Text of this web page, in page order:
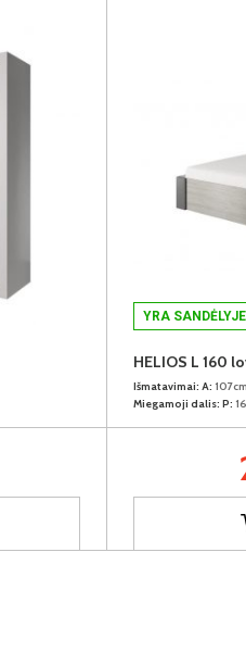
YRA SANDĖLYJE
HELIOS L 160
Išmatavimai: A: 107cm
Miegamoji dalis: P: